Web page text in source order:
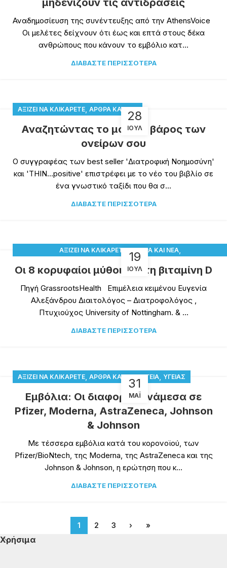
μηδενίζουν τις αντιδράσεις
Αναδημοσίευση της συνέντευξης από την AthensVoice
Οι μελέτες δείχνουν ότι έως και επτά στους δέκα
ανθρώπους που κάνουν το εμβόλιο κατ...
ΔΙΑΒΆΣΤΕ ΠΕΡΙΣΣΌΤΕΡΑ
28
ΙΟΎΛ
ΑΞΊΖΕΙ ΝΑ ΚΛΙΚΑΡΕΤΕ, ΆΡΘΡΑ ΚΑΙ ΝΈΑ
Αναζητώντας το μαγικό βάρος των
ονείρων σου
Ο συγγραφέας των best seller 'Διατροφική Νοημοσύνη'
και 'THIN…positive' επιστρέφει με το νέο του βιβλίο σε
ένα γνωστικό ταξίδι που θα σ...
ΔΙΑΒΆΣΤΕ ΠΕΡΙΣΣΌΤΕΡΑ
19
ΙΟΎΛ
ΑΞΊΖΕΙ ΝΑ ΚΛΙΚΑΡΕΤΕ,ΆΡΘΡΑ ΚΑΙ ΝΈΑ,
ΠΑΡΑΤΗΡΗΤΉΡΙΟ ΒΙΤΑΜΊΝΗΣ D
Οι 8 κορυφαίοι μύθοι για τη βιταμίνη D
Πηγή GrassrootsHealth Επιμέλεια κειμένου Ευγενία
Αλεξάνδρου Διαιτολόγος – Διατροφολόγος ,
Πτυχιούχος University of Nottingham. & ...
ΔΙΑΒΆΣΤΕ ΠΕΡΙΣΣΌΤΕΡΑ
31
ΜΆΙ
ΑΞΊΖΕΙ ΝΑ ΚΛΙΚΑΡΕΤΕ, ΆΡΘΡΑ ΚΑΙ ΝΈΑ,ΥΓΕΊΑ, ΥΓΕΊΑΣ
Εμβόλια: Οι διαφορές ανάμεσα σε
Pfizer, Moderna, AstraZeneca, Johnson
& Johnson
Με τέσσερα εμβόλια κατά του κορονοϊού, των
Pfizer/BioNtech, της Moderna, της AstraZeneca και της
Johnson & Johnson, η ερώτηση που κ...
ΔΙΑΒΆΣΤΕ ΠΕΡΙΣΣΌΤΕΡΑ
1 2 3 › »
Χρήσιμα